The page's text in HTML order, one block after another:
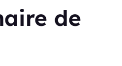
de